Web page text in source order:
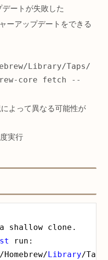
ートが失敗した
ーアップデートをできる
Library/Taps/
core fetch --
よって異なる可能性が
実行
shallow clone.
run:
/Homebrew/Library/